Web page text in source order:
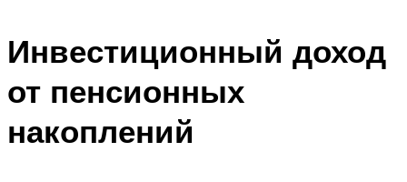
Инвестиционный доход
от пенсионных
накоплений